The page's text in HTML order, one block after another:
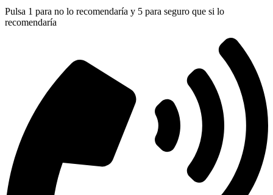
Pulsa 1 para no lo recomendaría y 5 para seguro que si lo
recomendaría